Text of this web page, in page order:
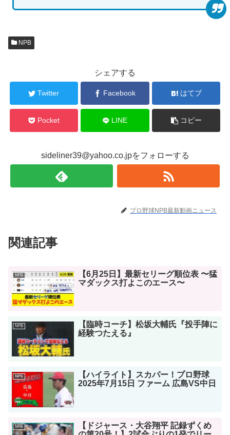
NPB
シェアする
Twitter Facebook はてブ
Pocket LINE コピー
sideliner39@yahoo.co.jpをフォローする
プロ野球NPB最新動画ニュース
関連記事
NPB
【6月25日】最新セリーグ順位表 〜猛
マダックス打よこのエース〜
NPB
【臨時コーチ】松坂大輔氏『投手陣に
経験つたえる』
NPB
【ハイライト】スカパー！プロ野球
2025年7月15日 ファーム 広島VS中日
NPB
【ドジャース・大谷翔平 記録ずくめ